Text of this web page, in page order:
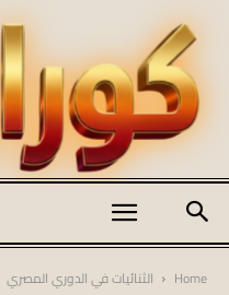
Home الثنائيات في الدوري المصري